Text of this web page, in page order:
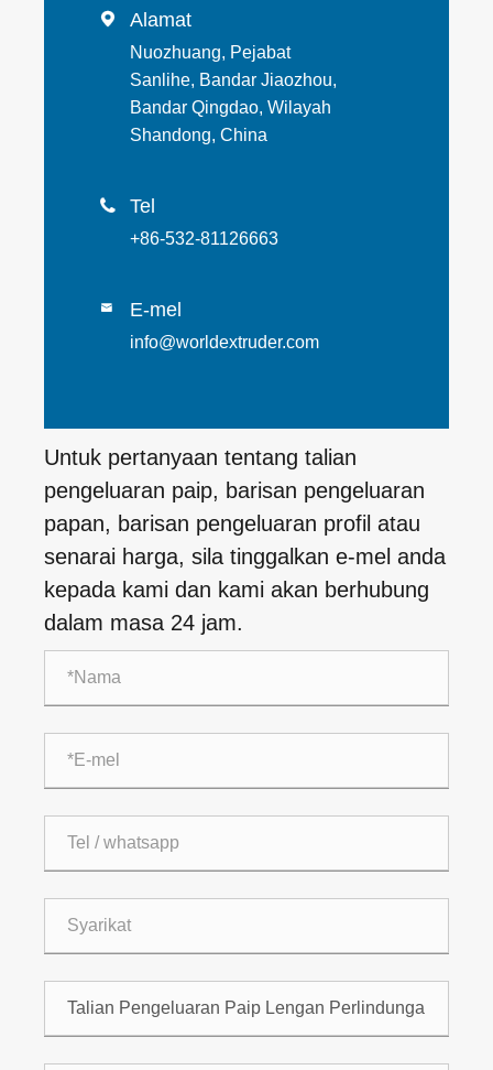
 Alamat
Nuozhuang, Pejabat
Sanlihe, Bandar Jiaozhou,
Bandar Qingdao, Wilayah
Shandong, China
 Tel
+86-532-81126663
 E-mel
info@worldextruder.com
Untuk pertanyaan tentang talian
pengeluaran paip, barisan pengeluaran
papan, barisan pengeluaran profil atau
senarai harga, sila tinggalkan e-mel anda
kepada kami dan kami akan berhubung
dalam masa 24 jam.